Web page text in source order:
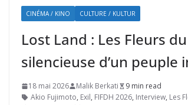
CINÉMA / KINO CULTURE / KULTUR
Lost Land : Les Fleurs
silencieuse d’un peuple
18 mai 2026 Malik Berkati
9 min read
Akio Fujimoto, Exil, FIFDH 2026, Interview, Les